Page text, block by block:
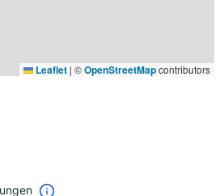
Leaflet | ©OpenStreetMapcontributors